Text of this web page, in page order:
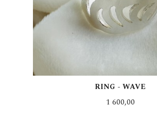
RING - WAVE
Pris
1 600,00